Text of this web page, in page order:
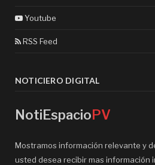
Youtube
RSS Feed
NOTICIERO DIGITAL
NotiEspacioPV
Mostramos información relevante y
usted desea recibir mas información